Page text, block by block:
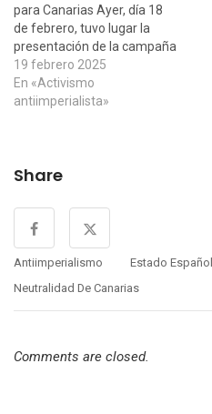
para Canarias Ayer, día 18
de febrero, tuvo lugar la
presentación de la campaña
por un Estatuto de
Neutralidad para Canarias
avalada por la firma de un
sectores de la sociedad
19 febrero 2025
En «Activismo
antiimperialista»
Share
Antiimperialismo
Estado Español
Neutralidad De Canarias
Comments are closed.